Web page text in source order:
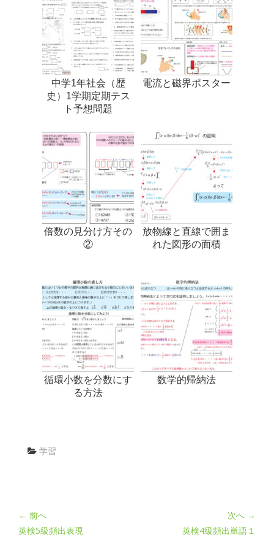
中学1年社会（歴
史）1学期定期テス
ト予想問題
電流と磁界ポスター
倍数の見分け方その
②
放物線と直線で囲ま
れた図形の面積
循環小数を分数にす
る方法
数学的帰納法
学習
← 前へ
英検5級頻出表現
次へ →
英検4級頻出単語１